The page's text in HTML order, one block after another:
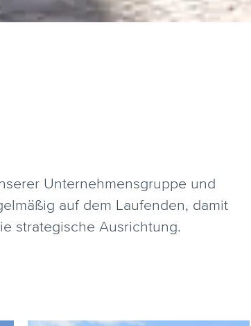
Unternehmensgruppe und
auf dem Laufenden, damit
strategische Ausrichtung.